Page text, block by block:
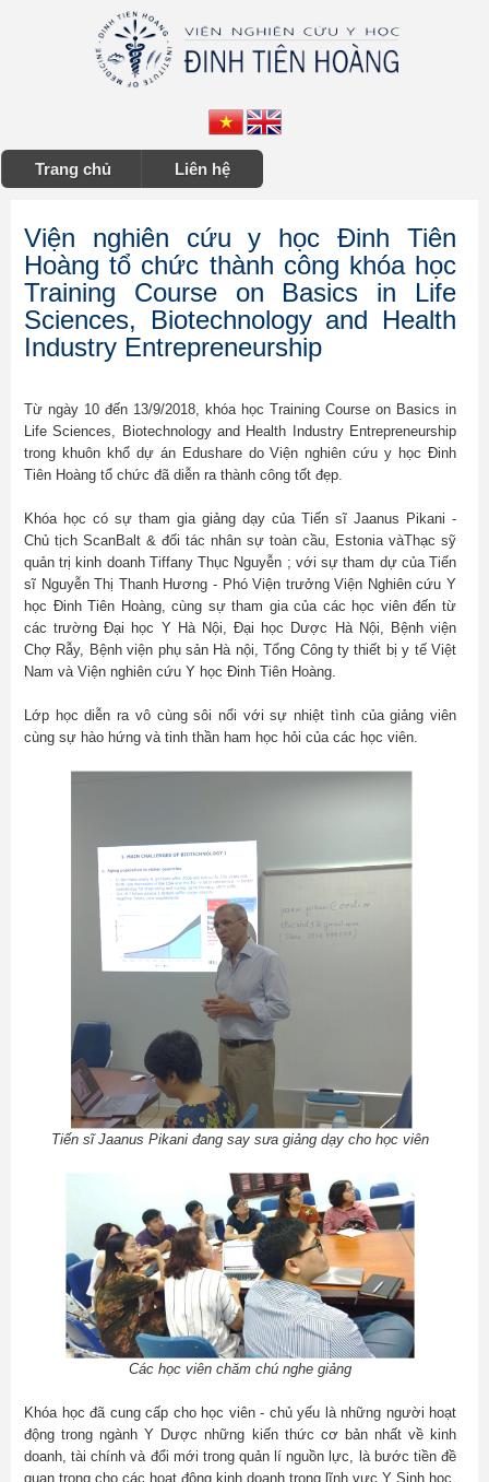
Trang chủ Liên hệ
Viện nghiên cứu y học Đinh Tiên
Hoàng tổ chức thành công khóa học
Training Course on Basics in Life
Sciences, Biotechnology and Health
Industry Entrepreneurship
Từ ngày 10 đến 13/9/2018, khóa học Training Course on Basics in
Life Sciences, Biotechnology and Health Industry Entrepreneurship
trong khuôn khổ dự án Edushare do Viện nghiên cứu y học Đinh
Tiên Hoàng tổ chức đã diễn ra thành công tốt đẹp.
Khóa học có sự tham gia giảng dạy của Tiến sĩ Jaanus Pikani -
Chủ tịch ScanBalt & đối tác nhân sự toàn cầu, Estonia vàThạc sỹ
quản trị kinh doanh Tiffany Thục Nguyễn ; với sự tham dự của Tiến
sĩ Nguyễn Thị Thanh Hương - Phó Viện trưởng Viện Nghiên cứu Y
học Đinh Tiên Hoàng, cùng sự tham gia của các học viên đến từ
các trường Đại học Y Hà Nội, Đại học Dược Hà Nội, Bệnh viện
Chợ Rẫy, Bệnh viện phụ sản Hà nội, Tổng Công ty thiết bị y tế Việt
Nam và Viện nghiên cứu Y học Đinh Tiên Hoàng.
Lớp học diễn ra vô cùng sôi nổi với sự nhiệt tình của giảng viên
cùng sự hào hứng và tinh thần ham học hỏi của các học viên.
Tiến sĩ Jaanus Pikani đang say sưa giảng dạy cho học viên
Các học viên chăm chú nghe giảng
Khóa học đã cung cấp cho học viên - chủ yếu là những người hoạt
động trong ngành Y Dược những kiến thức cơ bản nhất về kinh
doanh, tài chính và đổi mới trong quản lí nguồn lực, là bước tiền đề
quan trọng cho các hoạt động kinh doanh trong lĩnh vực Y Sinh học.